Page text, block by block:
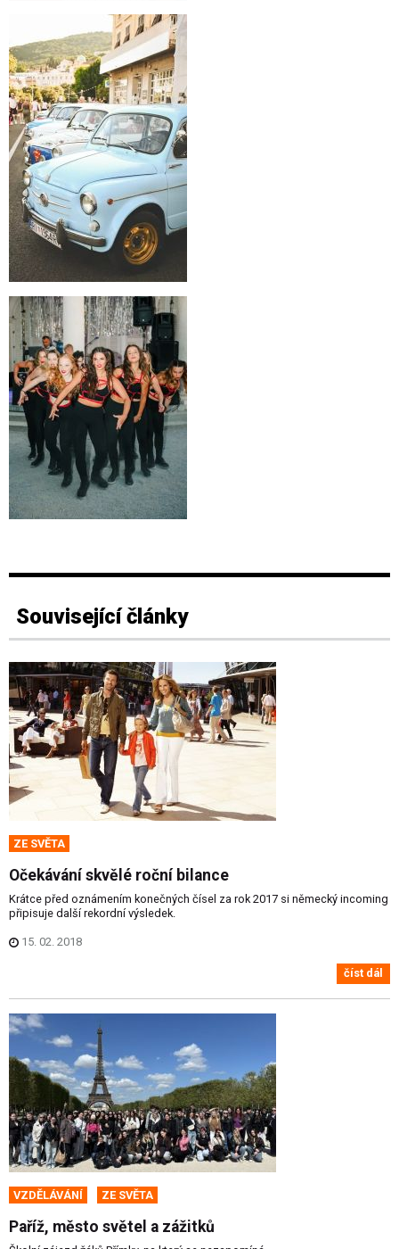
Související články
ZE SVĚTA
Očekávání skvělé roční bilance
Krátce před oznámením konečných čísel za rok 2017 si německý incoming
připisuje další rekordní výsledek.
15. 02. 2018
číst dál
VZDĚLÁVÁNÍ ZE SVĚTA
Paříž, město světel a zážitků